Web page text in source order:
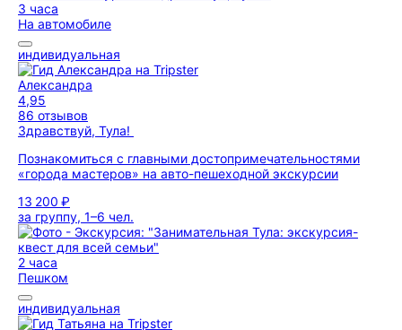
3 часа
На автомобиле
индивидуальная
Александра
4,95
86 отзывов
Здравствуй, Тула!
Познакомиться с главными достопримечательностями
«города мастеров» на авто-пешеходной экскурсии
13 200 ₽
за группу, 1–6 чел.
2 часа
Пешком
индивидуальная